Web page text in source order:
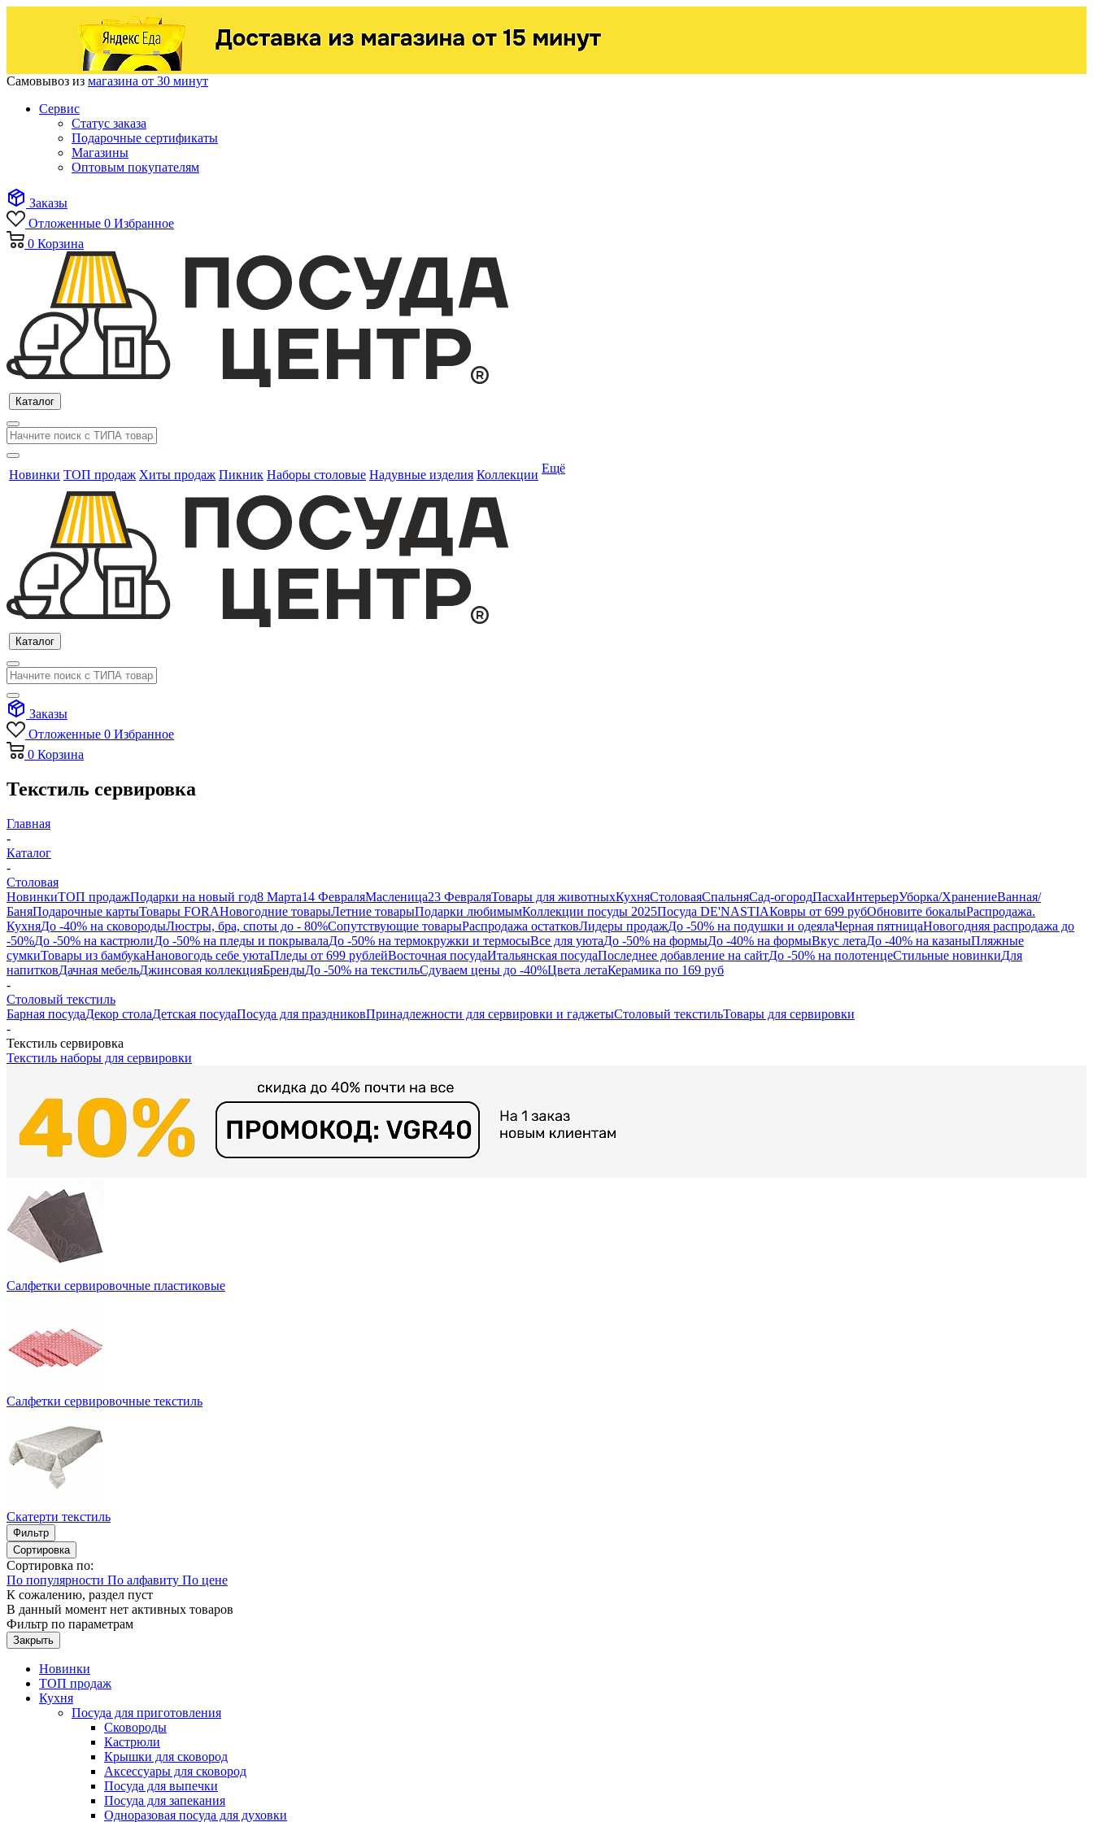
Самовывоз из магазина от 30 минут
Сервис
Статус заказа
Подарочные сертификаты
Магазины
Оптовым покупателям
Заказы
Отложенные 0 Избранное
0 Корзина
Каталог
Новинки ТОП продаж Хиты продаж Пикник Наборы столовые Надувные изделия Коллекции Ещё
Каталог
Заказы
Отложенные 0 Избранное
0 Корзина
Текстиль сервировка
Главная
-
Каталог
-
Столовая
НовинкиТОП продажПодарки на новый год8 Марта14 ФевраляМасленица23 ФевраляТовары для животныхКухняСтоловаяСпальняСад-огородПасхаИнтерьерУборка/ХранениеВанная/
БаняПодарочные картыТовары FORAНовогодние товарыЛетние товарыПодарки любимымКоллекции посуды 2025Посуда DE'NASTIAКовры от 699 рубОбновите бокалыРаспродажа.
КухняДо -40% на сковородыЛюстры, бра, споты до - 80%Сопутствующие товарыРаспродажа остатковЛидеры продажДо -50% на подушки и одеялаЧерная пятницаНовогодняя распродажа до
-50%До -50% на кастрюлиДо -50% на пледы и покрывалаДо -50% на термокружки и термосыВсе для уютаДо -50% на формыДо -40% на формыВкус летаДо -40% на казаныПляжные
сумкиТовары из бамбукаНановогодь себе уютаПледы от 699 рублейВосточная посудаИтальянская посудаПоследнее добавление на сайтДо -50% на полотенцеСтильные новинкиДля
напитковДачная мебельДжинсовая коллекцияБрендыДо -50% на текстильСдуваем цены до -40%Цвета летаКерамика по 169 руб
-
Столовый текстиль
Барная посудаДекор столаДетская посудаПосуда для праздниковПринадлежности для сервировки и гаджетыСтоловый текстильТовары для сервировки
-
Текстиль сервировка
Текстиль наборы для сервировки
Салфетки сервировочные пластиковые
Салфетки сервировочные текстиль
Скатерти текстиль
Фильтр
Сортировка
Сортировка по:
По популярности По алфавиту По цене
К сожалению, раздел пуст
В данный момент нет активных товаров
Фильтр по параметрам
Закрыть
Новинки
ТОП продаж
Кухня
Посуда для приготовления
Сковороды
Кастрюли
Крышки для сковород
Аксессуары для сковород
Посуда для выпечки
Посуда для запекания
Одноразовая посуда для духовки